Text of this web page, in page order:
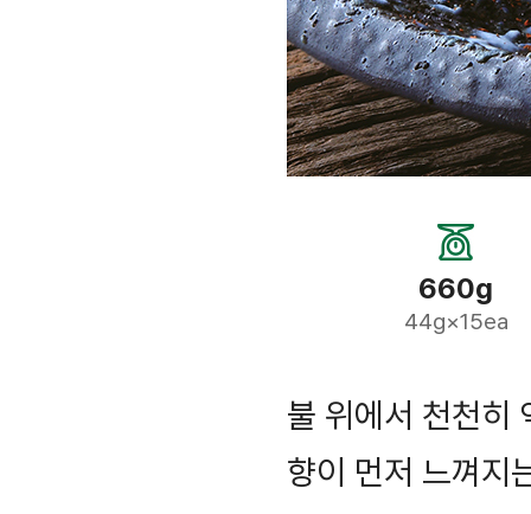
660g
44g×15ea
불 위에서 천천히
향이 먼저 느껴지